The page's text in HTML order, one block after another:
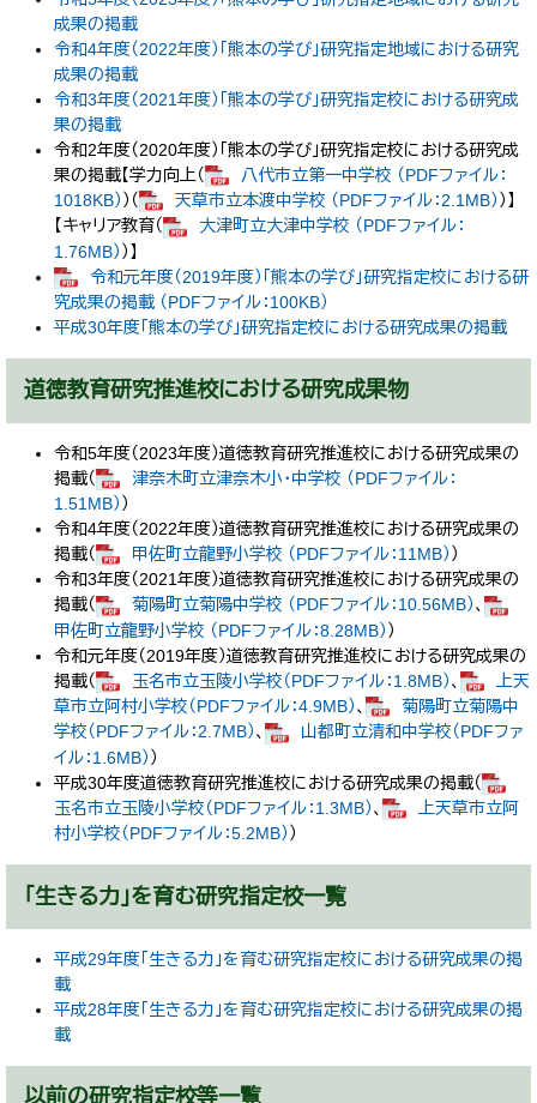
成果の掲載
令和4年度（2022年度）「熊本の学び」研究指定地域における研究
成果の掲載
令和3年度（2021年度）「熊本の学び」研究指定校における研究成
果の掲載
令和2年度（2020年度）「熊本の学び」研究指定校における研究成
果の掲載【学力向上（
八代市立第一中学校 （PDFファイル：
1018KB） ）（ 天草市立本渡中学校 （PDFファイル：2.1MB） ）】
【キャリア教育（
大津町立大津中学校 （PDFファイル：
1.76MB） ）】
令和元年度（2019年度）「熊本の学び」研究指定校における研
究成果の掲載 （PDFファイル：100KB）
平成30年度「熊本の学び」研究指定校における研究成果の掲載
道徳教育研究推進校における研究成果物
令和5年度（2023年度）道徳教育研究推進校における研究成果の
掲載（
津奈木町立津奈木小・中学校 （PDFファイル：
1.51MB） ）
令和4年度（2022年度）道徳教育研究推進校における研究成果の
掲載（
甲佐町立龍野小学校 （PDFファイル：11MB） ）
令和3年度（2021年度）道徳教育研究推進校における研究成果の
掲載（
菊陽町立菊陽中学校 （PDFファイル：10.56MB）、
甲佐町立龍野小学校 （PDFファイル：8.28MB） ）
令和元年度（2019年度）道徳教育研究推進校における研究成果の
掲載（
玉名市立玉陵小学校（PDFファイル：1.8MB）、
上天
草市立阿村小学校（PDFファイル：4.9MB）、
菊陽町立菊陽中
学校（PDFファイル：2.7MB）、
山都町立清和中学校（PDFファ
イル：1.6MB））
平成30年度道徳教育研究推進校における研究成果の掲載（
玉名市立玉陵小学校（PDFファイル：1.3MB）、
上天草市立阿
村小学校（PDFファイル：5.2MB） ）
「生きる力」を育む研究指定校一覧
平成29年度「生きる力」を育む研究指定校における研究成果の掲
載
平成28年度「生きる力」を育む研究指定校における研究成果の掲
載
以前の研究指定校等一覧